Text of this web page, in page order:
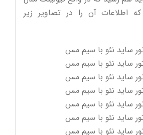
اطلاعات آن را در تصاویر زیر